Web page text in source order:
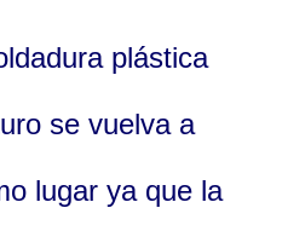
plástica
se vuelva a
lugar ya que la